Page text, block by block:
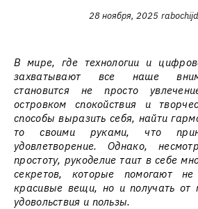
28 ноября, 2025
В мире, где технологии и
захватывают все наше
становится не просто
островком спокойствия и
способы выразить себя, найти
то своими руками, что
удовлетворение. Однако,
простоту, рукоделие таит в себе
секретов, которые помогают не
красивые вещи, но и получать от
удовольствия и пользы.